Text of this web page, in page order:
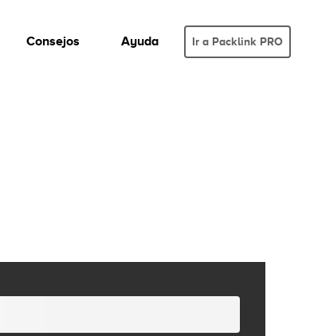
Consejos Ayuda Ir a Packlink PRO